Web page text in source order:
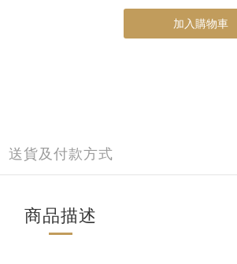
加入購物車
送貨及付款方式
商品描述